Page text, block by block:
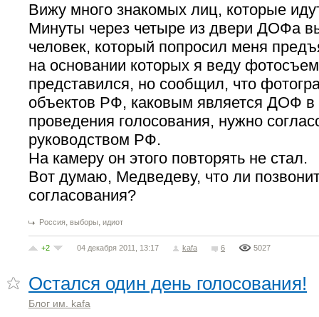
Вижу много знакомых лиц, которые
Минуты через четыре из двери ДОФа
человек, который попросил меня
на основании которых я веду
представился, но сообщил, что
объектов РФ, каковым является ДОФ
проведения голосования, нужно
руководством РФ.
На камеру он этого повторять не стал.
Вот думаю, Медведеву, что ли
согласования?
Россия, выборы, идиот
+2 04 декабря 2011, 13:17 kafa 6 5027
Остался один день голосования!
Блог им. kafa